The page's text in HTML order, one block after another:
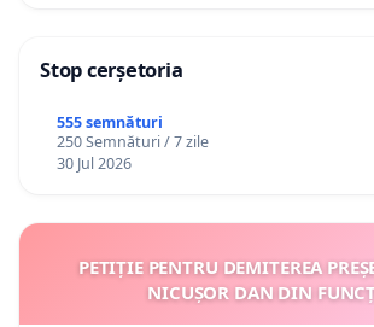
Stop cerșetoria
555 semnături
250 Semnături / 7 zile
30 Jul 2026
PETIȚIE PENTRU DEMITEREA
NICUȘOR DAN DIN